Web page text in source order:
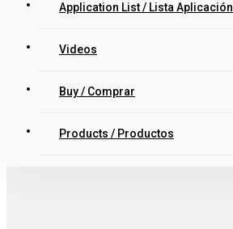
Application List / Lista Aplicación
Videos
Buy / Comprar
Products / Productos